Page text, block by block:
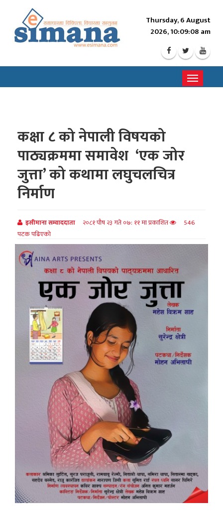
Thursday, 6 August
2026, 10:09:10 am
Toggle
कक्षा ८ को नेपाली विषयको
पाठ्यक्रममा समावेश ‘एक जोर
जुत्ता’ को कथामा लघुचलचित्र
निर्माण
इसीमाना सम्वाददाता २०८१ पौष २३ गते ०७: ११ मा प्रकाशित
546
पटक पढिएको